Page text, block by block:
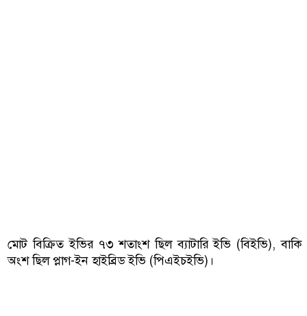
মোট বিক্রিত ইভির ৭৩ শতাংশ ছিল ব্যাটারি ইভি (বিইভি), বাকি
অংশ ছিল প্লাগ-ইন হাইব্রিড ইভি (পিএইচইভি)।